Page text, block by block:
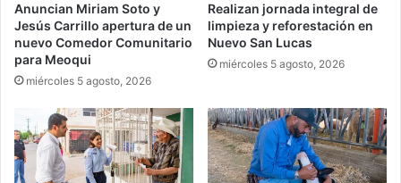
Anuncian Miriam Soto y
Jesús Carrillo apertura de un
nuevo Comedor Comunitario
para Meoqui
miércoles 5 agosto, 2026
Realizan jornada integral de
limpieza y reforestación en
Nuevo San Lucas
miércoles 5 agosto, 2026